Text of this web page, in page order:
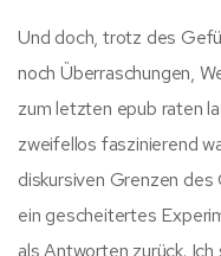
Und doch, trotz des
noch Überraschungen,
zum letzten epub raten
zweifellos faszinierend
diskursiven Grenzen
ein gescheitertes
als Antworten zurück.